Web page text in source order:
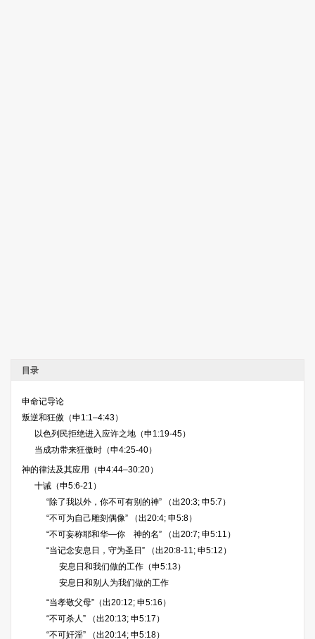
目录
申命记导论
叛逆和狂傲（申1:1–4:43）
以色列民拒绝进入应许之地（申1:19-45）
当成功带来狂傲时（申4:25-40）
神的律法及其应用（申4:44–30:20）
十诫（申5:6-21）
“除了我以外，你不可有别的神” （出20:3; 申5:7）
“不可为自己雕刻偶像” （出20:4; 申5:8）
“不可妄称耶和华—你 神的名” （出20:7; 申5:11）
“当记念安息日，守为圣日” （出20:8-11; 申5:12）
安息日和我们做的工作（申5:13）
安息日和别人为我们做的工作
“当孝敬父母”（出20:12; 申5:16）
“不可杀人” （出20:13; 申5:17）
“不可奸淫” （出20:14; 申5:18）